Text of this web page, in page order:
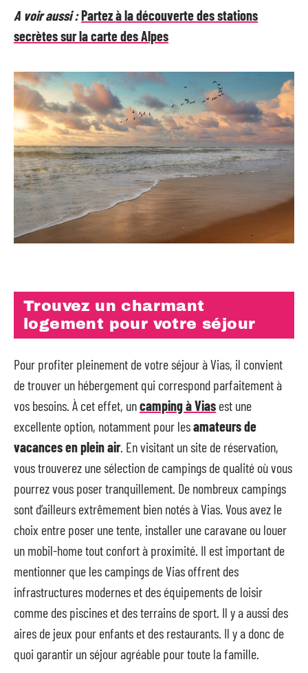
A voir aussi :Partez à la découverte des stations
secrètes sur la carte des Alpes
Trouvez un charmant
logement pour votre séjour
Pour profiter pleinement de votre séjour à Vias, il convient
de trouver un hébergement qui correspond parfaitement à
vos besoins. À cet effet, uncamping à Vias est une
excellente option, notamment pour lesamateurs de
vacances en plein air. En visitant un site de réservation,
vous trouverez une sélection de campings de qualité où vous
pourrez vous poser tranquillement. De nombreux campings
sont d’ailleurs extrêmement bien notés à Vias. Vous avez le
choix entre poser une tente, installer une caravane ou louer
un mobil-home tout confort à proximité. Il est important de
mentionner que les campings de Vias offrent des
infrastructures modernes et des équipements de loisir
comme des piscines et des terrains de sport. Il y a aussi des
aires de jeux pour enfants et des restaurants. Il y a donc de
quoi garantir un séjour agréable pour toute la famille.